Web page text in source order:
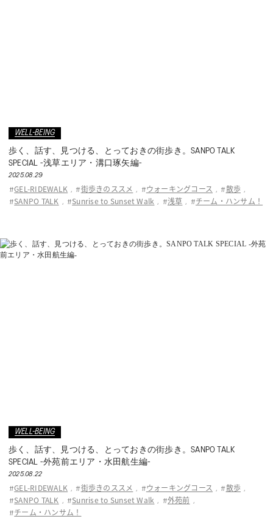
WELL-BEING
歩く、話す、見つける、とっておきの街歩き。SANPO TALK
SPECIAL -浅草エリア・溝口琢矢編-
2025.08.29
#GEL-RIDEWALK , # 街歩きのススメ , # ウォーキングコース , # 散歩 ,
# SANPO TALK , # Sunrise to Sunset Walk , #浅草 , # チーム・ハンサム！
WELL-BEING
歩く、話す、見つける、とっておきの街歩き。SANPO TALK
SPECIAL -外苑前エリア・水田航生編-
2025.08.22
#GEL-RIDEWALK , # 街歩きのススメ , # ウォーキングコース , # 散歩
,
# SANPO TALK , # Sunrise to Sunset Walk , #外苑前
,
# チーム・ハンサム！